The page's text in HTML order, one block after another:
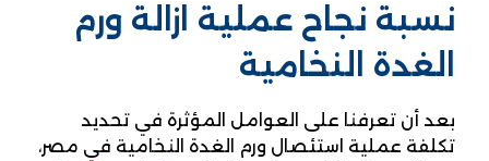
نسبة نجاح عملية ازالة ورم
الغدة النخامية
بعد أن تعرفنا على العوامل المؤثرة في تحديد
تكلفة عملية استئصال ورم الغدة النخامية في مصر،